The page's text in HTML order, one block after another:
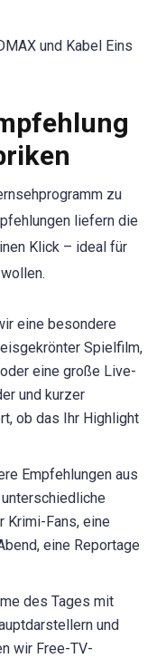
und Kabel Eins
zu
liefern die
Klick – ideal für
eine besondere
Spielfilm,
eine große Live-
und kurzer
ob das Ihr Highlight
Empfehlungen aus
Krimi-Fans, eine
eine Reportage
des Tages mit
und
wir Free-TV-